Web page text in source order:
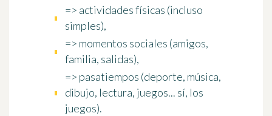
=> actividades físicas (incluso
simples),
=> momentos sociales (amigos,
familia, salidas),
=> pasatiempos (deporte, música,
dibujo, lectura, juegos... sí, los
juegos).